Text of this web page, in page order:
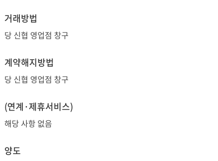
거래방법
당 신협 영업점 창구
계약해지방법
당 신협 영업점 창구
(연계·제휴서비스)
해당 사항 없음
양도